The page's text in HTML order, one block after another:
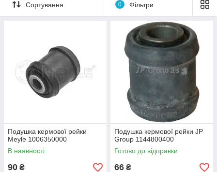
Сортування 0 Фільтри
Подушка кермової рейки
Meyle 1006350000
В наявності
90 ₴
Подушка кермової рейки JP
Group 1144800400
Готово до відправки
66 ₴